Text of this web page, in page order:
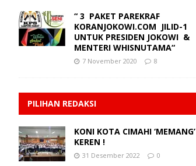
“ 3 PAKET PAREKRAF
KORANJOKOWI.COM JILID-1
UNTUK PRESIDEN JOKOWI &
MENTERI WHISNUTAMA“
7 November 2020 8
PILIHAN REDAKSI
KONI KOTA CIMAHI ‘MEMANG’
KEREN !
31 Desember 2022 0